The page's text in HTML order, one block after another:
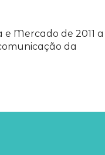
Mercado de 2011 a
da